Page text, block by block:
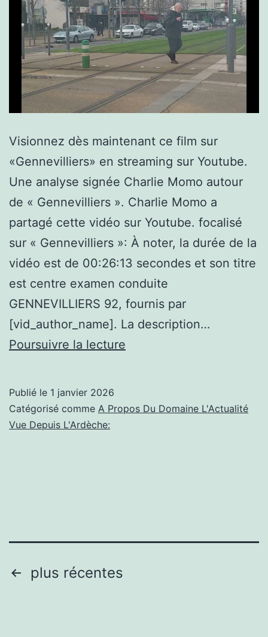
Visionnez dès maintenant ce film sur
«Gennevilliers» en streaming sur Youtube.
Une analyse signée Charlie Momo autour
de « Gennevilliers ». Charlie Momo a
partagé cette vidéo sur Youtube. focalisé
sur « Gennevilliers »: À noter, la durée de la
vidéo est de 00:26:13 secondes et son titre
est centre examen conduite
GENNEVILLIERS 92, fournis par
[vid_author_name]. La description…
Poursuivre la lecture
GENNEVILLIERS
Publié le 1 janvier 2026
Catégorisé comme A Propos Du Domaine L'Actualité
Vue Depuis L'Ardèche:
Pagination
plus récentes